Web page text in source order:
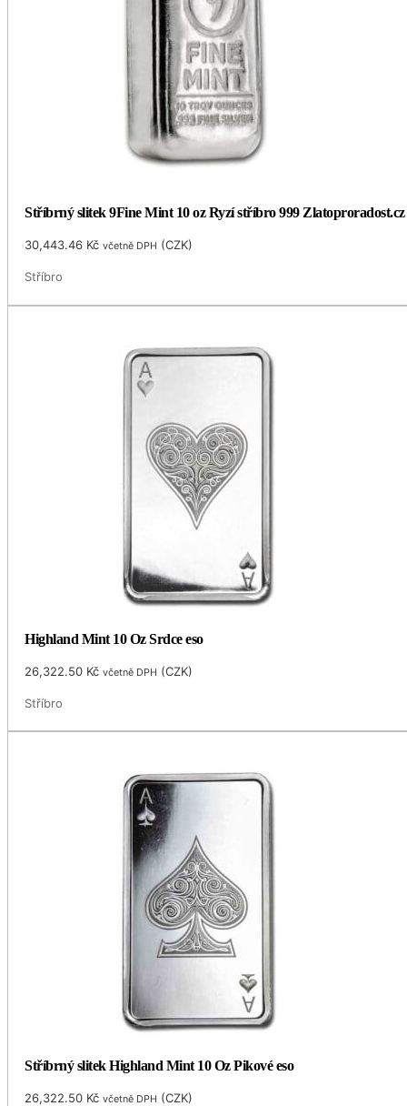
Stříbrný slitek 9Fine Mint 10 oz Ryzí stříbro 999 Zlatoproradost.cz
30,443.46 Kč včetně DPH (CZK)
Stříbro
Highland Mint 10 Oz Srdce eso
26,322.50 Kč včetně DPH (CZK)
Stříbro
Stříbrný slitek Highland Mint 10 Oz Pikové eso
26,322.50 Kč včetně DPH (CZK)